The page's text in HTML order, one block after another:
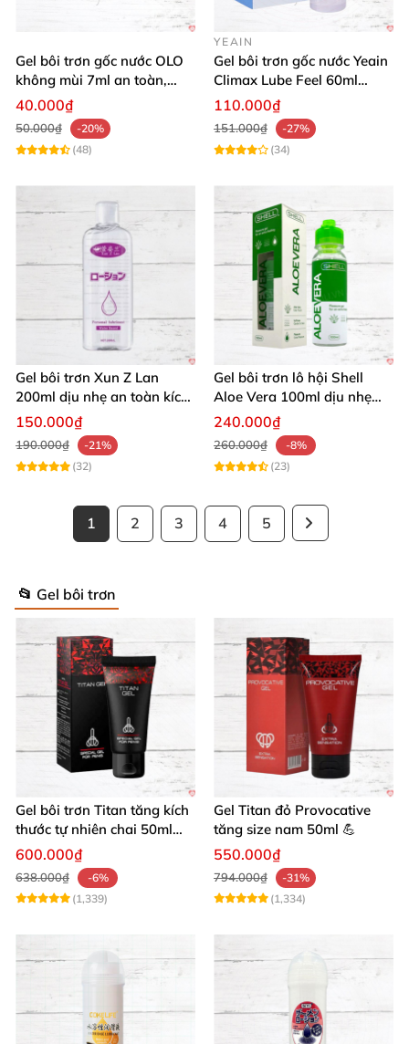
Gel bôi trơn gốc nước OLO
không mùi 7ml an toàn,
chất lượng
40.000₫
50.000₫
-20%
(48)
YEAIN
Gel bôi trơn gốc nước Yeain
Climax Lube Feel 60ml
Thăng hoa tối ưu
110.000₫
151.000₫
-27%
(34)
Gel bôi trơn Xun Z Lan
200ml dịu nhẹ an toàn kích
thích sảng khoái
150.000₫
190.000₫
-21%
(32)
Gel bôi trơn lô hội Shell
Aloe Vera 100ml dịu nhẹ
tăng khoái cảm
240.000₫
260.000₫
-8%
(23)
1 2 3 4 5
📂 Gel bôi trơn
Gel bôi trơn Titan tăng kích
thước tự nhiên chai 50ml
siêu mạnh
600.000₫
638.000₫
-6%
(1,339)
Gel Titan đỏ Provocative
tăng size nam 50ml 💪
550.000₫
794.000₫
-31%
(1,334)